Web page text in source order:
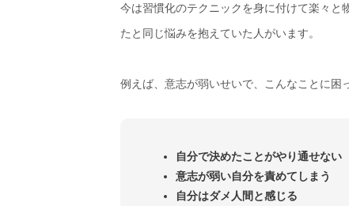
今は習慣化のテクニックを身に付けて楽々と
たと同じ悩みを抱えていた人がいます。
例えば、意志が弱いせいで、こんなことに困
自分で決めたことがやり通せない
意志が弱い自分を責めてしまう
自分はダメ人間と感じる